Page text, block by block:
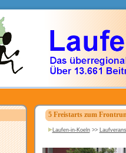
5 Freistarts zum
Laufen-in-Koeln>>